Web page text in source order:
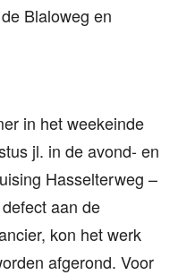
Blaloweg en
in het weekeinde
jl. in de avond- en
Hasselterweg –
aan de
kon het werk
afgerond. Voor